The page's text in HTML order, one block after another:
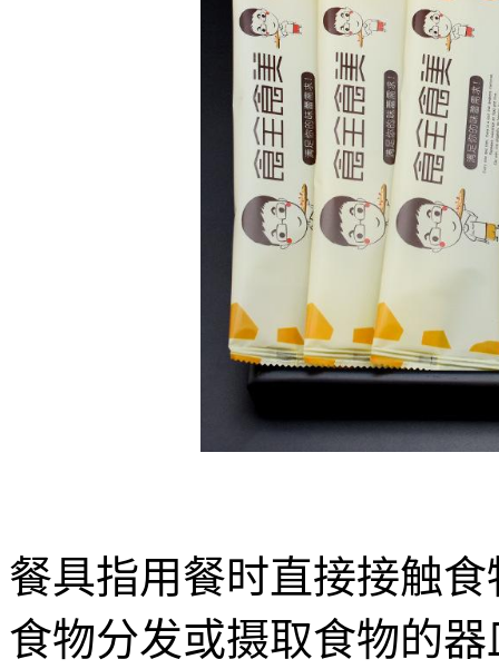
餐具指用餐时直接接触
食物分发或摄取食物的